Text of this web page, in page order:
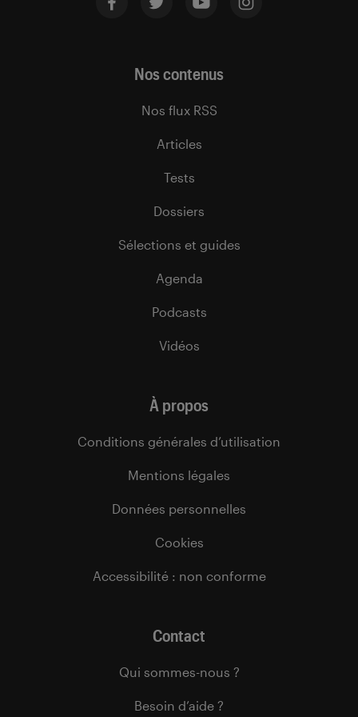
Nos contenus
Nos flux RSS
Articles
Tests
Dossiers
Sélections et guides
Agenda
Podcasts
Vidéos
À propos
Conditions générales d’utilisation
Mentions légales
Données personnelles
Cookies
Accessibilité : non conforme
Contact
Qui sommes-nous ?
Besoin d’aide ?